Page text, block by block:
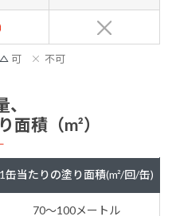
可 不可
面積（m²）
1缶当たりの塗り面積(m²/回/缶)
70～100メートル